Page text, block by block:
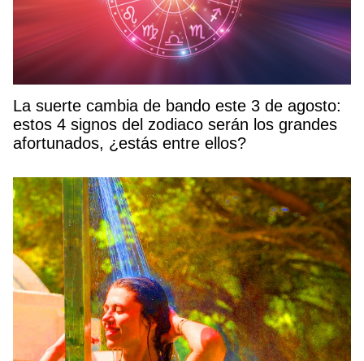
La suerte cambia de bando este 3 de agosto:
estos 4 signos del zodiaco serán los grandes
afortunados, ¿estás entre ellos?